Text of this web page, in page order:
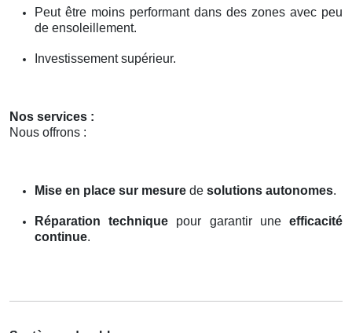
Peut être moins performant dans des zones avec peu
de ensoleillement.
Investissement supérieur.
Nos services :
Nous offrons :
Mise en place sur mesure de solutions autonomes.
Réparation technique pour garantir uneefficacité
continue.